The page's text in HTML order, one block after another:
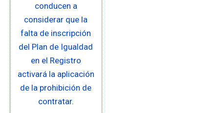
conducen a
considerar que la
falta de inscripción
del Plan de Igualdad
en el Registro
activará la aplicación
de la prohibición de
contratar.